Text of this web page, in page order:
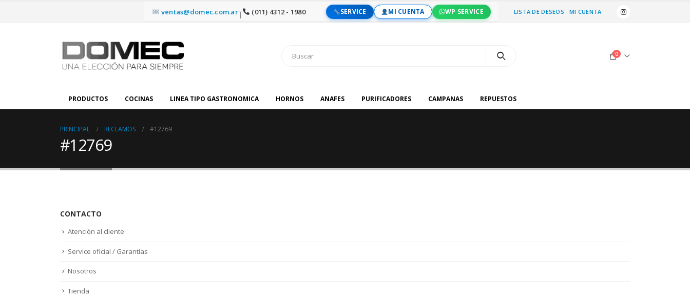
ventas@domec.com.ar| (011) 4312 - 1980 SERVICE MI CUENTA WP SERVICE LISTA DE DESEOS MI CUENTA
0
PRODUCTOS COCINAS LINEA TIPO GASTRONOMICA HORNOS ANAFES PURIFICADORES CAMPANAS REPUESTOS
PRINCIPAL RECLAMOS #12769
#12769
CONTACTO
Atención al cliente
Service oficial / Garantías
Nosotros
Tienda